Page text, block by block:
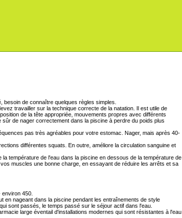
de connaître quelques règles simples.
travailler sur la technique correcte de la natation. Il est utile de
de la tête appropriée, mouvements propres avec différents
de nager correctement dans la piscine à perdre du poids plus
pas très agréables pour votre estomac. Nager, mais après 40-
différentes squats. En outre, améliore la circulation sanguine et
température de l'eau dans la piscine en dessous de la température de
muscles une bonne charge, en essayant de réduire les arrêts et sa
450.
en nageant dans la piscine pendant les entraînements de style
sont passés, le temps passé sur le séjour actif dans l'eau.
large éventail d'installations modernes qui sont résistantes à l'eau